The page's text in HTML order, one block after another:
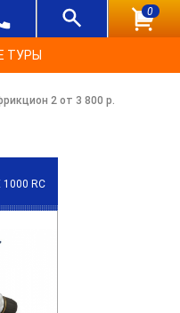
0
ТУРЫ
2 от 3 800 р.
1000 RC